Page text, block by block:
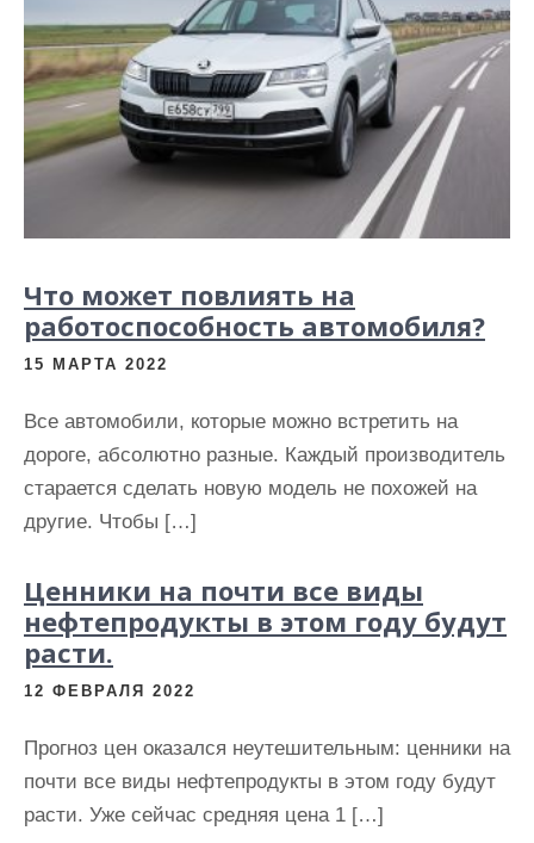
Что может повлиять на
работоспособность автомобиля?
15 МАРТА 2022
Все автомобили, которые можно встретить на
дороге, абсолютно разные. Каждый производитель
старается сделать новую модель не похожей на
другие. Чтобы […]
Ценники на почти все виды
нефтепродукты в этом году будут
расти.
12 ФЕВРАЛЯ 2022
Прогноз цен оказался неутешительным: ценники на
почти все виды нефтепродукты в этом году будут
расти. Уже сейчас средняя цена 1 […]